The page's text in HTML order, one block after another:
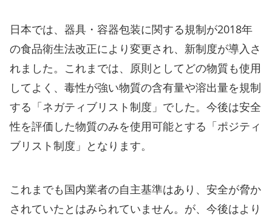
日本では、器具・容器包装に関する規制が2018年
の食品衛生法改正により変更され、新制度が導入さ
れました。これまでは、原則としてどの物質も使用
してよく、毒性が強い物質の含有量や溶出量を規制
する「ネガティブリスト制度」でした。今後は安全
性を評価した物質のみを使用可能とする「ポジティ
ブリスト制度」となります。
これまでも国内業者の自主基準はあり、安全が脅か
されていたとはみられていません。が、今後はより